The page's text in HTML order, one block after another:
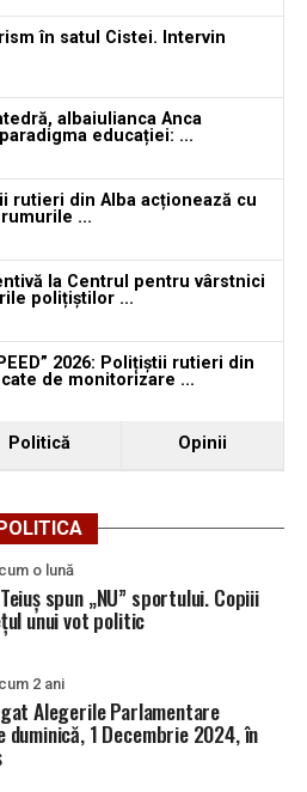
de euro, la Teiuș. Familia
ancheta bate pasul pe loc, la
la spargere
Sântimbru, disponibile la 4
Galda de Jos, disponibile la 4
Alba a publicat lista posturilor
Teiuș, disponibile la 4 august
a publicat lista posturilor
din Galda de Jos, reținut după
violat partenera
în satul Cistei. Intervin
albaiulianca Anca
educației: ...
rutieri din Alba acționează cu
...
la Centrul pentru vârstnici
polițiștilor ...
2026: Polițiștii rutieri din
de monitorizare ...
Politică Opinii
o lună
spun „NU” sportului. Copiii
unui vot politic
2 ani
Alegerile Parlamentare
1 Decembrie 2024, în